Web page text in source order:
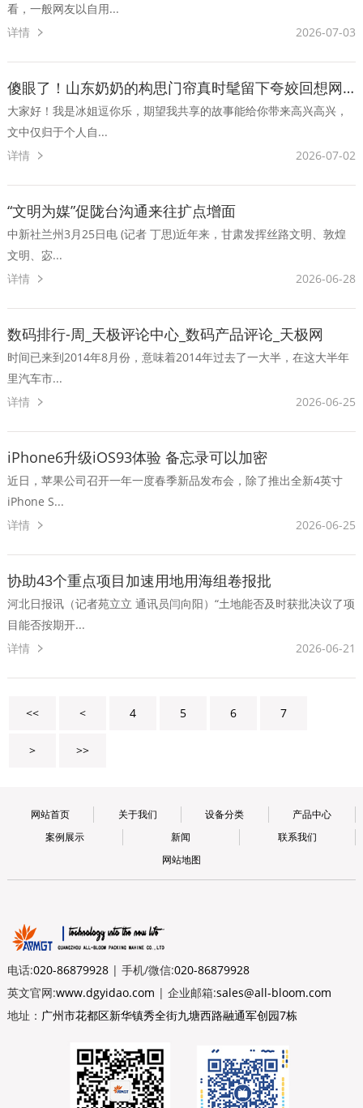
看，一般网友以自用...
详情
2026-07-03
傻眼了！山东奶奶的构思门帘真时髦留下夸姣回想网友：太丑陋
大家好！我是冰姐逗你乐，期望我共享的故事能给你带来高兴高兴，
文中仅归于个人自...
详情
2026-07-02
“文明为媒”促陇台沟通来往扩点增面
中新社兰州3月25日电 (记者 丁思)近年来，甘肃发挥丝路文明、敦煌
文明、宓...
详情
2026-06-28
数码排行-周_天极评论中心_数码产品评论_天极网
时间已来到2014年8月份，意味着2014年过去了一大半，在这大半年
里汽车市...
详情
2026-06-25
iPhone6升级iOS93体验 备忘录可以加密
近日，苹果公司召开一年一度春季新品发布会，除了推出全新4英寸
iPhone S...
详情
2026-06-25
协助43个重点项目加速用地用海组卷报批
河北日报讯（记者苑立立 通讯员闫向阳）“土地能否及时获批决议了项
目能否按期开...
详情
2026-06-21
<< < 4 5 6 7
> >>
网站首页 关于我们 设备分类
产品中心
案例展示
新闻
联系我们
网站地图
电话:020-86879928| 手机/微信:020-86879928
英文官网:www.dgyidao.com | 企业邮箱:sales@all-bloom.com
地址： 广州市花都区新华镇秀全街九塘西路融通军创园7栋